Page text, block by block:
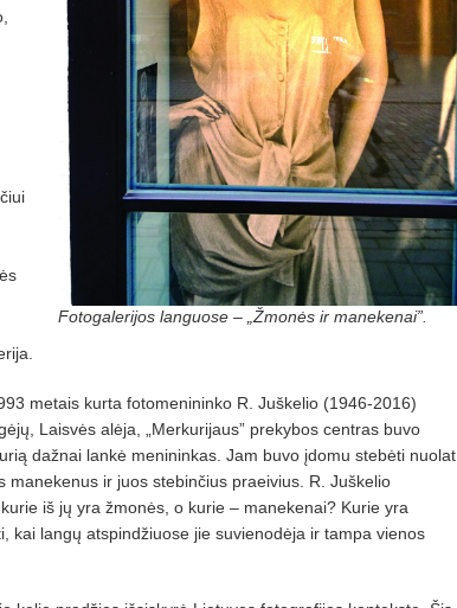
Fotogalerijos languose – „Žmonės ir manekenai”.
metais kurta fotomenininko R. Juškelio (1946-2016)
Laisvės alėja, „Merkurijaus” prekybos centras buvo
dažnai lankė menininkas. Jam buvo įdomu stebėti nuolat
manekenus ir juos stebinčius praeivius. R. Juškelio
iš jų yra žmonės, o kurie – manekenai? Kurie yra
kai langų atspindžiuose jie suvienodėja ir tampa vienos